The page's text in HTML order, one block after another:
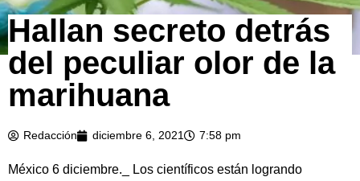
Hallan secreto detrás
del peculiar olor de la
marihuana
Redacción diciembre 6, 2021 7:58 pm
México 6 diciembre._ Los científicos están logrando